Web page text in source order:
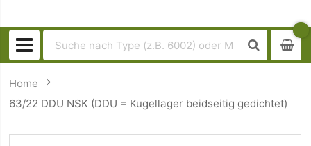
Home
63/22 DDU NSK (DDU = Kugellager beidseitig gedichtet)